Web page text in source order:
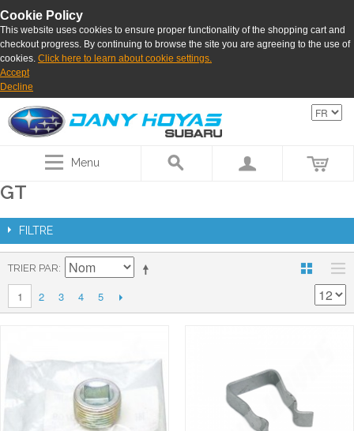
Cookie Policy
This website uses cookies to ensure proper functionality of the shopping cart and
checkout progress. By continuing to browse the site you are agreeing to the use of
cookies. Click here to learn about cookie settings.
Accept
Decline
Menu
GT
FILTRE
TRIER PAR
1 2 3 4 5